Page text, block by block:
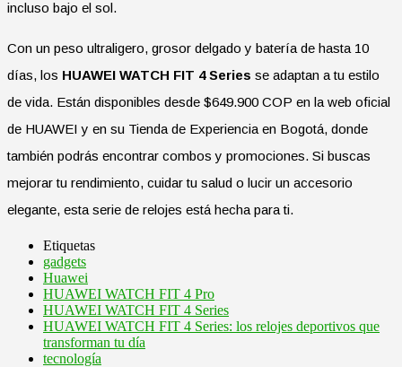
incluso bajo el sol.
Con un peso ultraligero, grosor delgado y batería de hasta 10
días, los HUAWEI WATCH FIT 4 Series se adaptan a tu estilo
de vida. Están disponibles desde $649.900 COP en la web oficial
de HUAWEI y en su Tienda de Experiencia en Bogotá, donde
también podrás encontrar combos y promociones. Si buscas
mejorar tu rendimiento, cuidar tu salud o lucir un accesorio
elegante, esta serie de relojes está hecha para ti.
Etiquetas
gadgets
Huawei
HUAWEI WATCH FIT 4 Pro
HUAWEI WATCH FIT 4 Series
HUAWEI WATCH FIT 4 Series: los relojes deportivos que
transforman tu día
tecnología